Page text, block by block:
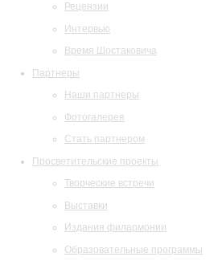
Рецензии
Интервью
Время Шостаковича
Партнеры
Наши партнеры
Фотогалерея
Стать партнером
Просветительские проекты
Творческие встречи
Выставки
Издания филармонии
Образовательные программы